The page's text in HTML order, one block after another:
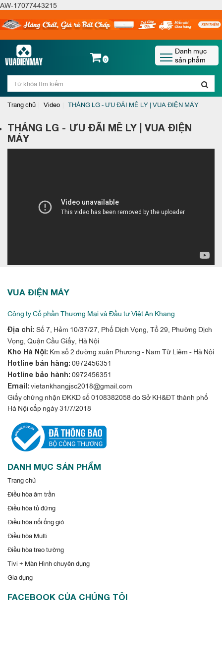
AW-17077443215
0
Danh mục
sản phẩm
Trang chủ Video THÁNG LG - ƯU ĐÃI MÊ LY | VUA ĐIỆN MÁY
THÁNG LG - ƯU ĐÃI MÊ LY | VUA ĐIỆN
MÁY
VUA ĐIỆN MÁY
Công ty Cổ phần Thương Mại và Đầu tư Việt An Khang
Địa chỉ: Số 7, Hẻm 10/37/27, Phố Dịch Vọng, Tổ 29, Phường Dịch
Vọng, Quận Cầu Giấy, Hà Nội
Kho Hà Nội: Km số 2 đường xuân Phương - Nam Từ Liêm - Hà Nội
Hotline bán hàng: 0972456351
Hotline bảo hành: 0972456351
Email: vietankhangjsc2018@gmail.com
Giấy chứng nhận ĐKKD số 0108382058 do Sở KH&ĐT thành phố
Hà Nội cấp ngày 31/7/2018
DANH MỤC SẢN PHẨM
Trang chủ
Điều hòa âm trần
Điều hòa tủ đứng
Điều hòa nối ống gió
Điều hòa Multi
Điều hòa treo tường
Tivi + Màn Hình chuyên dụng
Gia dụng
FACEBOOK CỦA CHÚNG TÔI